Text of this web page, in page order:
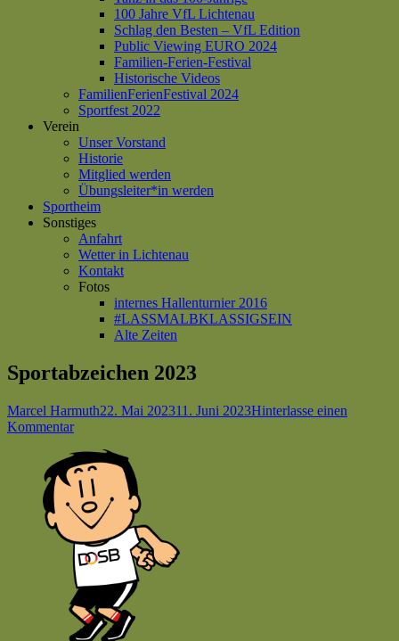
100 Jahre VfL Lichtenau
Schlag den Besten – VfL Edition
Public Viewing EURO 2024
Familien-Ferien-Festival
Historische Videos
FamilienFerienFestival 2024
Sportfest 2022
Verein
Unser Vorstand
Historie
Mitglied werden
Übungsleiter*in werden
Sportheim
Sonstiges
Anfahrt
Wetter in Lichtenau
Kontakt
Fotos
internes Hallenturnier 2016
#LASSMALBKLASSIGSEIN
Alte Zeiten
Sportabzeichen 2023
Autor
Marcel HarmuthVeröffentlicht
22. Mai 202311. Juni 2023Hinterlasse einen
Kommentarzu
2023